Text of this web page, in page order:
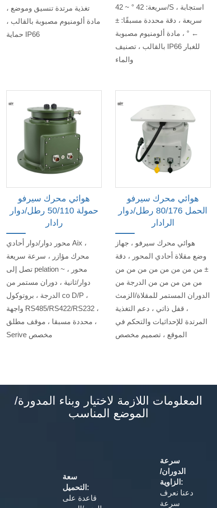
تغذية مرتدة تنسيق وموضع ،
مادة ألومنيوم مصبوبة بالقالب ،
حماية IP66
سريعة: 42 ° ~ 42/S ، استجابة
سريعة ، دقة محددة مسبقًا: ±
← ° ، مادة ألومنيوم مصبوبة
بالقالب ، تصنيف IP66 للغبار
والماء
هوائي محرك سيرفو
حمولة 50/110 رطل/دوار
رادار
محور دوار/دوار أحادي Aix ،
محرك مؤازر ، سرعة سريعة
تصل إلى pelation ~ ، محور
دوار/ثانية ، دوران مستمر من
الدرجة ، بروتوكول co D/P ،
واجهة RS485/RS422/RS232 ،
محددة مسبقا ، موقف مطلق ،
Serive مخصص
هوائي محرك سيرفو
الحمل 80/176 رطل/دوار
الرادار
هوائي محرك سيرفو ، جهاز
وضع مقلاة أحادي المحور ، دقة
± من من من من من من من من
من من من من من الدرجة من
الدوران المستمر للمقلاة/الزمث
، قفل ذاتي ، دعم التغذية
المرتدة للإحداثيات والتحكم في
الموقع ، تصميم مخصص
المعلومات اللازمة لاختيار وبناء المدورة/
الموضع المناسب
سعة
التحميل:
قاعدة على
سرعة
الدوران/
الزاوية:
دعنا نعرف
سرعة